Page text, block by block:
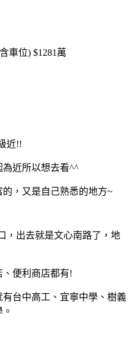
車位) $1281萬
近!!
為近所以想去看^^
，又是自己熟悉的地方~
，出去就是文心南路了，地
、便利商店都有!
台中高工、宜寧中學、樹義